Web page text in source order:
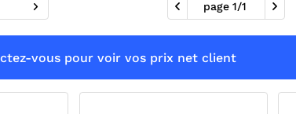
page 1/1
vous pour voir vos prix net client